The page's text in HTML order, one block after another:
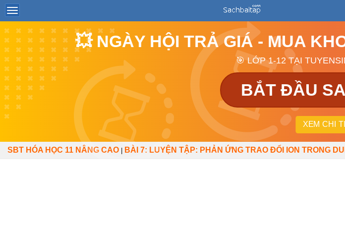
💥 NGÀY HỘI TRẢ GIÁ - MUA
🎯 LỚP 1-12 TẠI
BẮT ĐẦU
XEM CHI
SBT HÓA HỌC 11 NÂNG CAO BÀI 7: LUYỆN TẬP: PHẢN ỨNG TRAO ĐỔI ION TRONG